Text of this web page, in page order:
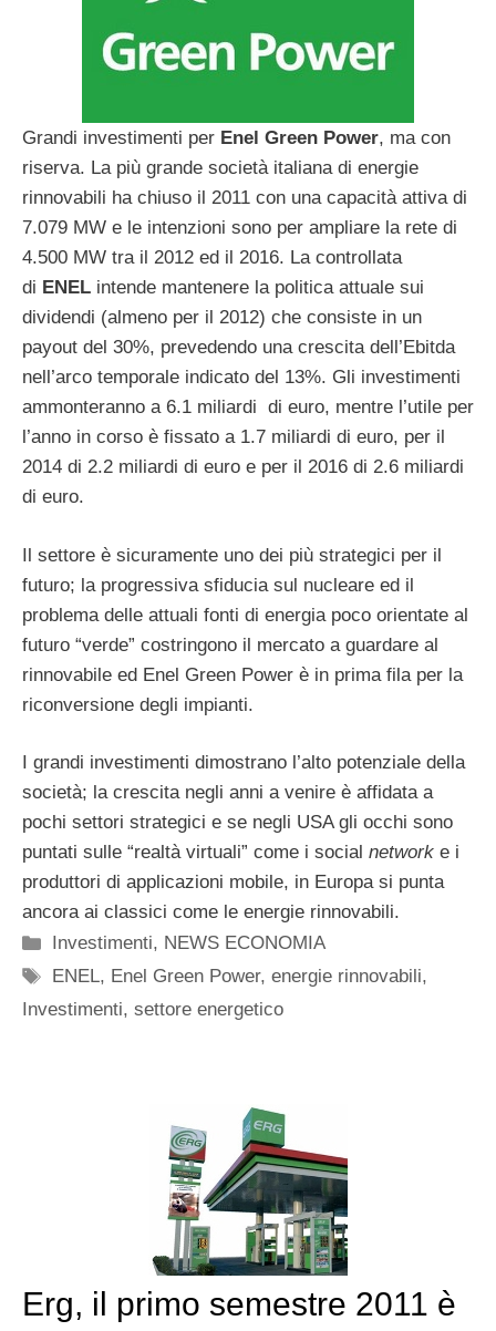
Grandi investimenti per Enel Green Power, ma con
riserva. La più grande società italiana di energie
rinnovabili ha chiuso il 2011 con una capacità attiva di
7.079 MW e le intenzioni sono per ampliare la rete di
4.500 MW tra il 2012 ed il 2016. La controllata
di ENEL intende mantenere la politica attuale sui
dividendi (almeno per il 2012) che consiste in un
payout del 30%, prevedendo una crescita dell’Ebitda
nell’arco temporale indicato del 13%. Gli investimenti
ammonteranno a 6.1 miliardi di euro, mentre l’utile per
l’anno in corso è fissato a 1.7 miliardi di euro, per il
2014 di 2.2 miliardi di euro e per il 2016 di 2.6 miliardi
di euro.
Il settore è sicuramente uno dei più strategici per il
futuro; la progressiva sfiducia sul nucleare ed il
problema delle attuali fonti di energia poco orientate al
futuro “verde” costringono il mercato a guardare al
rinnovabile ed Enel Green Power è in prima fila per la
riconversione degli impianti.
I grandi investimenti dimostrano l’alto potenziale della
società; la crescita negli anni a venire è affidata a
pochi settori strategici e se negli USA gli occhi sono
puntati sulle “realtà virtuali” come i social network e i
produttori di applicazioni mobile, in Europa si punta
ancora ai classici come le energie rinnovabili.
Categorie
Investimenti, NEWS ECONOMIA
Tag
ENEL, Enel Green Power,energie rinnovabili,
Investimenti, settore energetico
Erg, il primo semestre 2011 è